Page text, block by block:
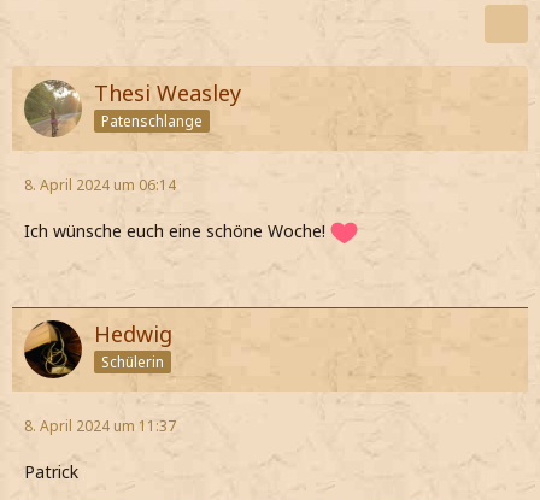
Jetzt Fanclub-Mitglied werden!
Thesi Weasley
Patenschlange
8. April 2024 um 06:14
Ich wünsche euch eine schöne Woche!
Hedwig
Schülerin
8. April 2024 um 11:37
Patrick